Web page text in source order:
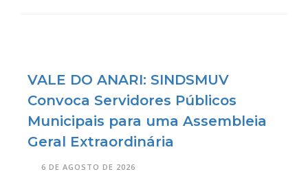
VALE DO ANARI: SINDSMUV
Convoca Servidores Públicos
Municipais para uma Assembleia
Geral Extraordinária
6 DE AGOSTO DE 2026